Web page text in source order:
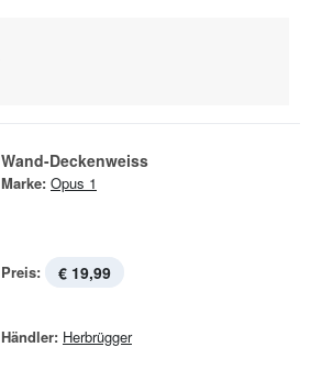
Wand-Deckenweiss
Marke: Opus 1
Preis: € 19,99
Händler: Herbrügger